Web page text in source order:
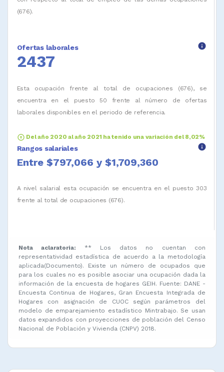
(676).
Ofertas laborales info
2437
Esta ocupación frente al total de ocupaciones (676), se
encuentra en el puesto 50 frente al número de ofertas
laborales disponibles en el periodo de referencia.
arrow_circle_up Del año 2020 al año 2021 ha tenido una variación del 8,02%
Rangos salariales info
Entre $797,066 y $1,709,360
A nivel salarial esta ocupación se encuentra en el puesto 303
frente al total de ocupaciones (676).
Nota aclaratoria:
** Los datos no cuentan con
representatividad estadística de acuerdo a la metodología
aplicada(Documento). Existe un número de ocupados que
para los cuales no es posible asociar una ocupación dada la
información de la encuesta de hogares GEIH. Fuente: DANE -
Encuesta Continua de Hogares, Gran Encuesta Integrada de
Hogares con asignación de CUOC según parámetros del
modelo de emparejamiento estadístico Mintrabajo. Se usan
datos expandidos con proyecciones de población del Censo
Nacional de Población y Vivienda (CNPV) 2018.